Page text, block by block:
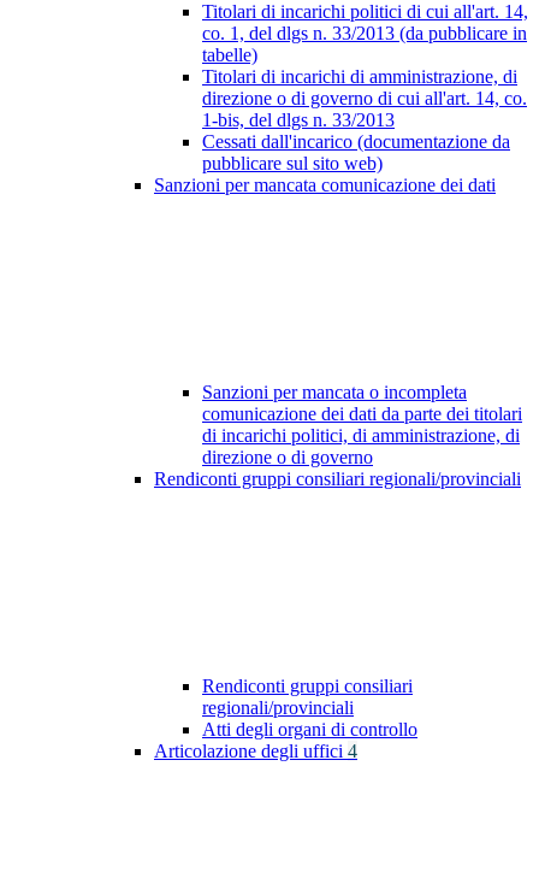
Titolari di incarichi politici di cui all'art. 14,
co. 1, del dlgs n. 33/2013 (da pubblicare in
tabelle)
Titolari di incarichi di amministrazione, di
direzione o di governo di cui all'art. 14, co.
1-bis, del dlgs n. 33/2013
Cessati dall'incarico (documentazione da
pubblicare sul sito web)
Sanzioni per mancata comunicazione dei dati
Sanzioni per mancata o incompleta
comunicazione dei dati da parte dei titolari
di incarichi politici, di amministrazione, di
direzione o di governo
Rendiconti gruppi consiliari regionali/provinciali
Rendiconti gruppi consiliari
regionali/provinciali
Atti degli organi di controllo
Articolazione degli uffici 4